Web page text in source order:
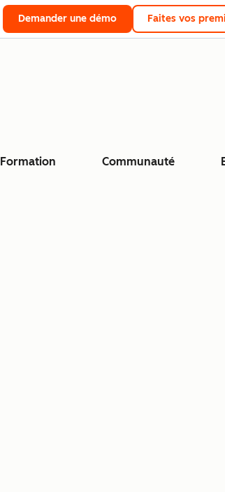
Demander une démo Faites vos
Formation Communauté